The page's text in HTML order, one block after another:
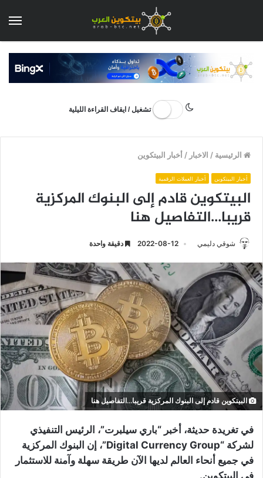
تشغيل / ايقاف القراءة الليلية
الرئيسية / الاخبار /أخبار البيتكوين
أخبار البيتكوين أخبار العملات الرقمية
البيتكوين قادم إلى البنوك المركزية
قريبا…التفاصيل هنا
شوقي دليمي 2022-08-12 دقيقة واحدة
البيتكوين قادم إلى البنوك المركزية قريبا...التفاصيل هنا
في تغريدة حديثة، أخبر “باري سيلبرت”، الرئيس التنفيذي
لشركة “Digital Currency Group”، إن البنوك المركزية
في جميع أنحاء العالم لديها الآن طريقة سهلة وآمنة للاستثمار